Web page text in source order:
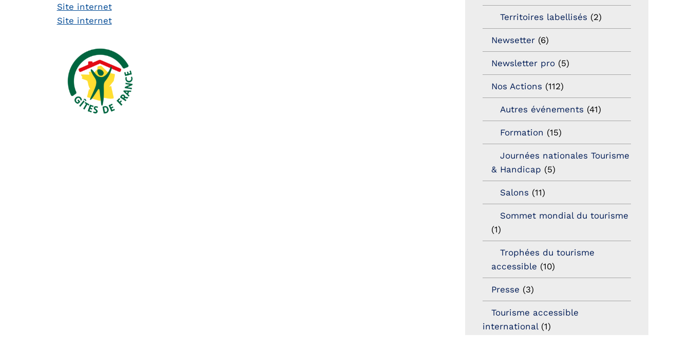
Site internet
Site internet
Territoires labellisés (2)
Newsetter (6)
Newsletter pro (5)
Nos Actions (112)
Autres événements (41)
Formation (15)
Journées nationales Tourisme
& Handicap (5)
Salons (11)
Sommet mondial du tourisme
(1)
Trophées du tourisme
accessible (10)
Presse (3)
Tourisme accessible
international(1)